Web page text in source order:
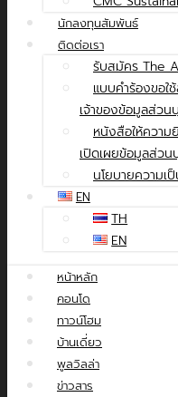
นักลงทุนสัมพันธ์
ติดต่อเรา
รับสมัคร The
แบบคำร้องขอใ
เจ้าของข้อมูลส่วน
หนังสือให้ความ
เปิดเผยข้อมูลส่ว
นโยบายความเ
EN
TH
EN
หน้าหลัก
คอนโด
ทาวน์โฮม
บ้านเดี่ยว
พูลวิลล่า
ข่าวสาร